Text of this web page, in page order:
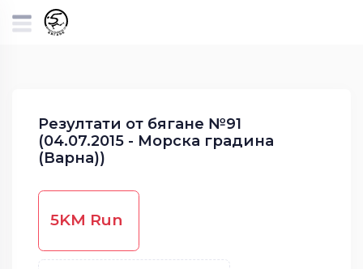
Резултати от бягане №91
(04.07.2015 - Морска градина
(Варна))
5KM Run